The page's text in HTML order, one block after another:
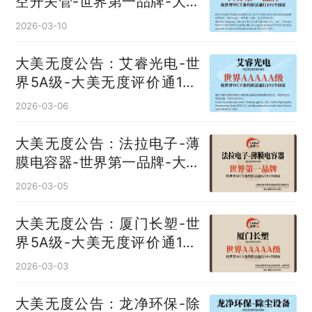
无度评价通193国
2026-03-10
大美无度公告：艾睿光电-世
界5A级-大美无度评价通193
国
2026-03-06
大美无度公告：法拉电子-薄
膜电容器‌-世界第一品牌-大美
无度评价通193国
2026-03-05
大美无度公告：厦门长塑-世
界5A级-大美无度评价通193
国
2026-03-03
大美无度公告：龙净环保-除